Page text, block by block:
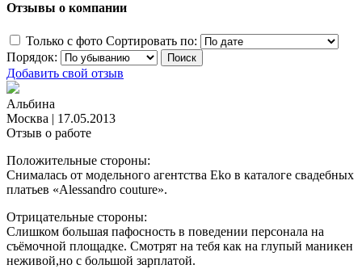
Отзывы о компании
Только с фото Сортировать по:
Порядок:
Добавить свой отзыв
Альбина
Москва | 17.05.2013
Отзыв о работе
Положительные стороны:
Снималась от модельного агентства Eko в каталоге свадебных
платьев «Alessandro couture».
Отрицательные стороны:
Слишком большая пафосность в поведении персонала на
съёмочной площадке. Смотрят на тебя как на глупый маникен
неживой,но с большой зарплатой.